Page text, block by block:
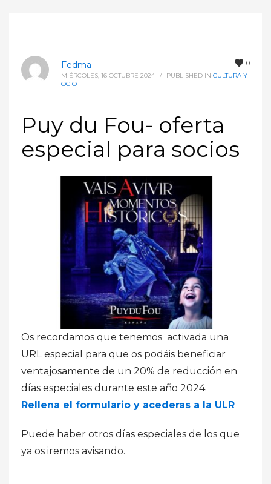
0
Fedma
MIÉRCOLES, 16 OCTUBRE 2024 / PUBLISHED IN CULTURA Y
OCIO
Puy du Fou- oferta
especial para socios
Os recordamos que tenemos activada una
URL especial para que os podáis beneficiar
ventajosamente de un 20% de reducción en
días especiales durante este año 2024.
Rellena el formulario y acederas a la ULR
Puede haber otros días especiales de los que
ya os iremos avisando.